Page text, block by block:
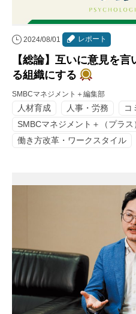
2024/08/01 レポート
【総論】互いに意見を
る組織にする
SMBCマネジメント＋編集部
人材育成 人事・労務
コ
SMBCマネジメント＋（プラス
働き方改革・ワークスタイル